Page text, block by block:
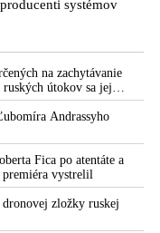
študentov a
musia oľutovať
môžu očakávať
Fico prežiť a že
Božou ochranou.
vyhlásil
predseda slovenskej
Viktorom Orbánom
národné záujmy
a jeho
systémov
na zachytávanie
útokov sa jej
sa v zúfalstve snaží
Andrassyho
Fica po atentáte a
vystrelil
zložky ruskej